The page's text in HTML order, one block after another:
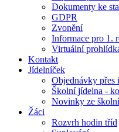
Dokumenty ke
GDPR
Zvonění
Informace pro 1.
Virtuální
Kontakt
Jídelníček
Objednávky přes
Školní jídelna -
Novinky ze
Žáci
Rozvrh hodin tříd